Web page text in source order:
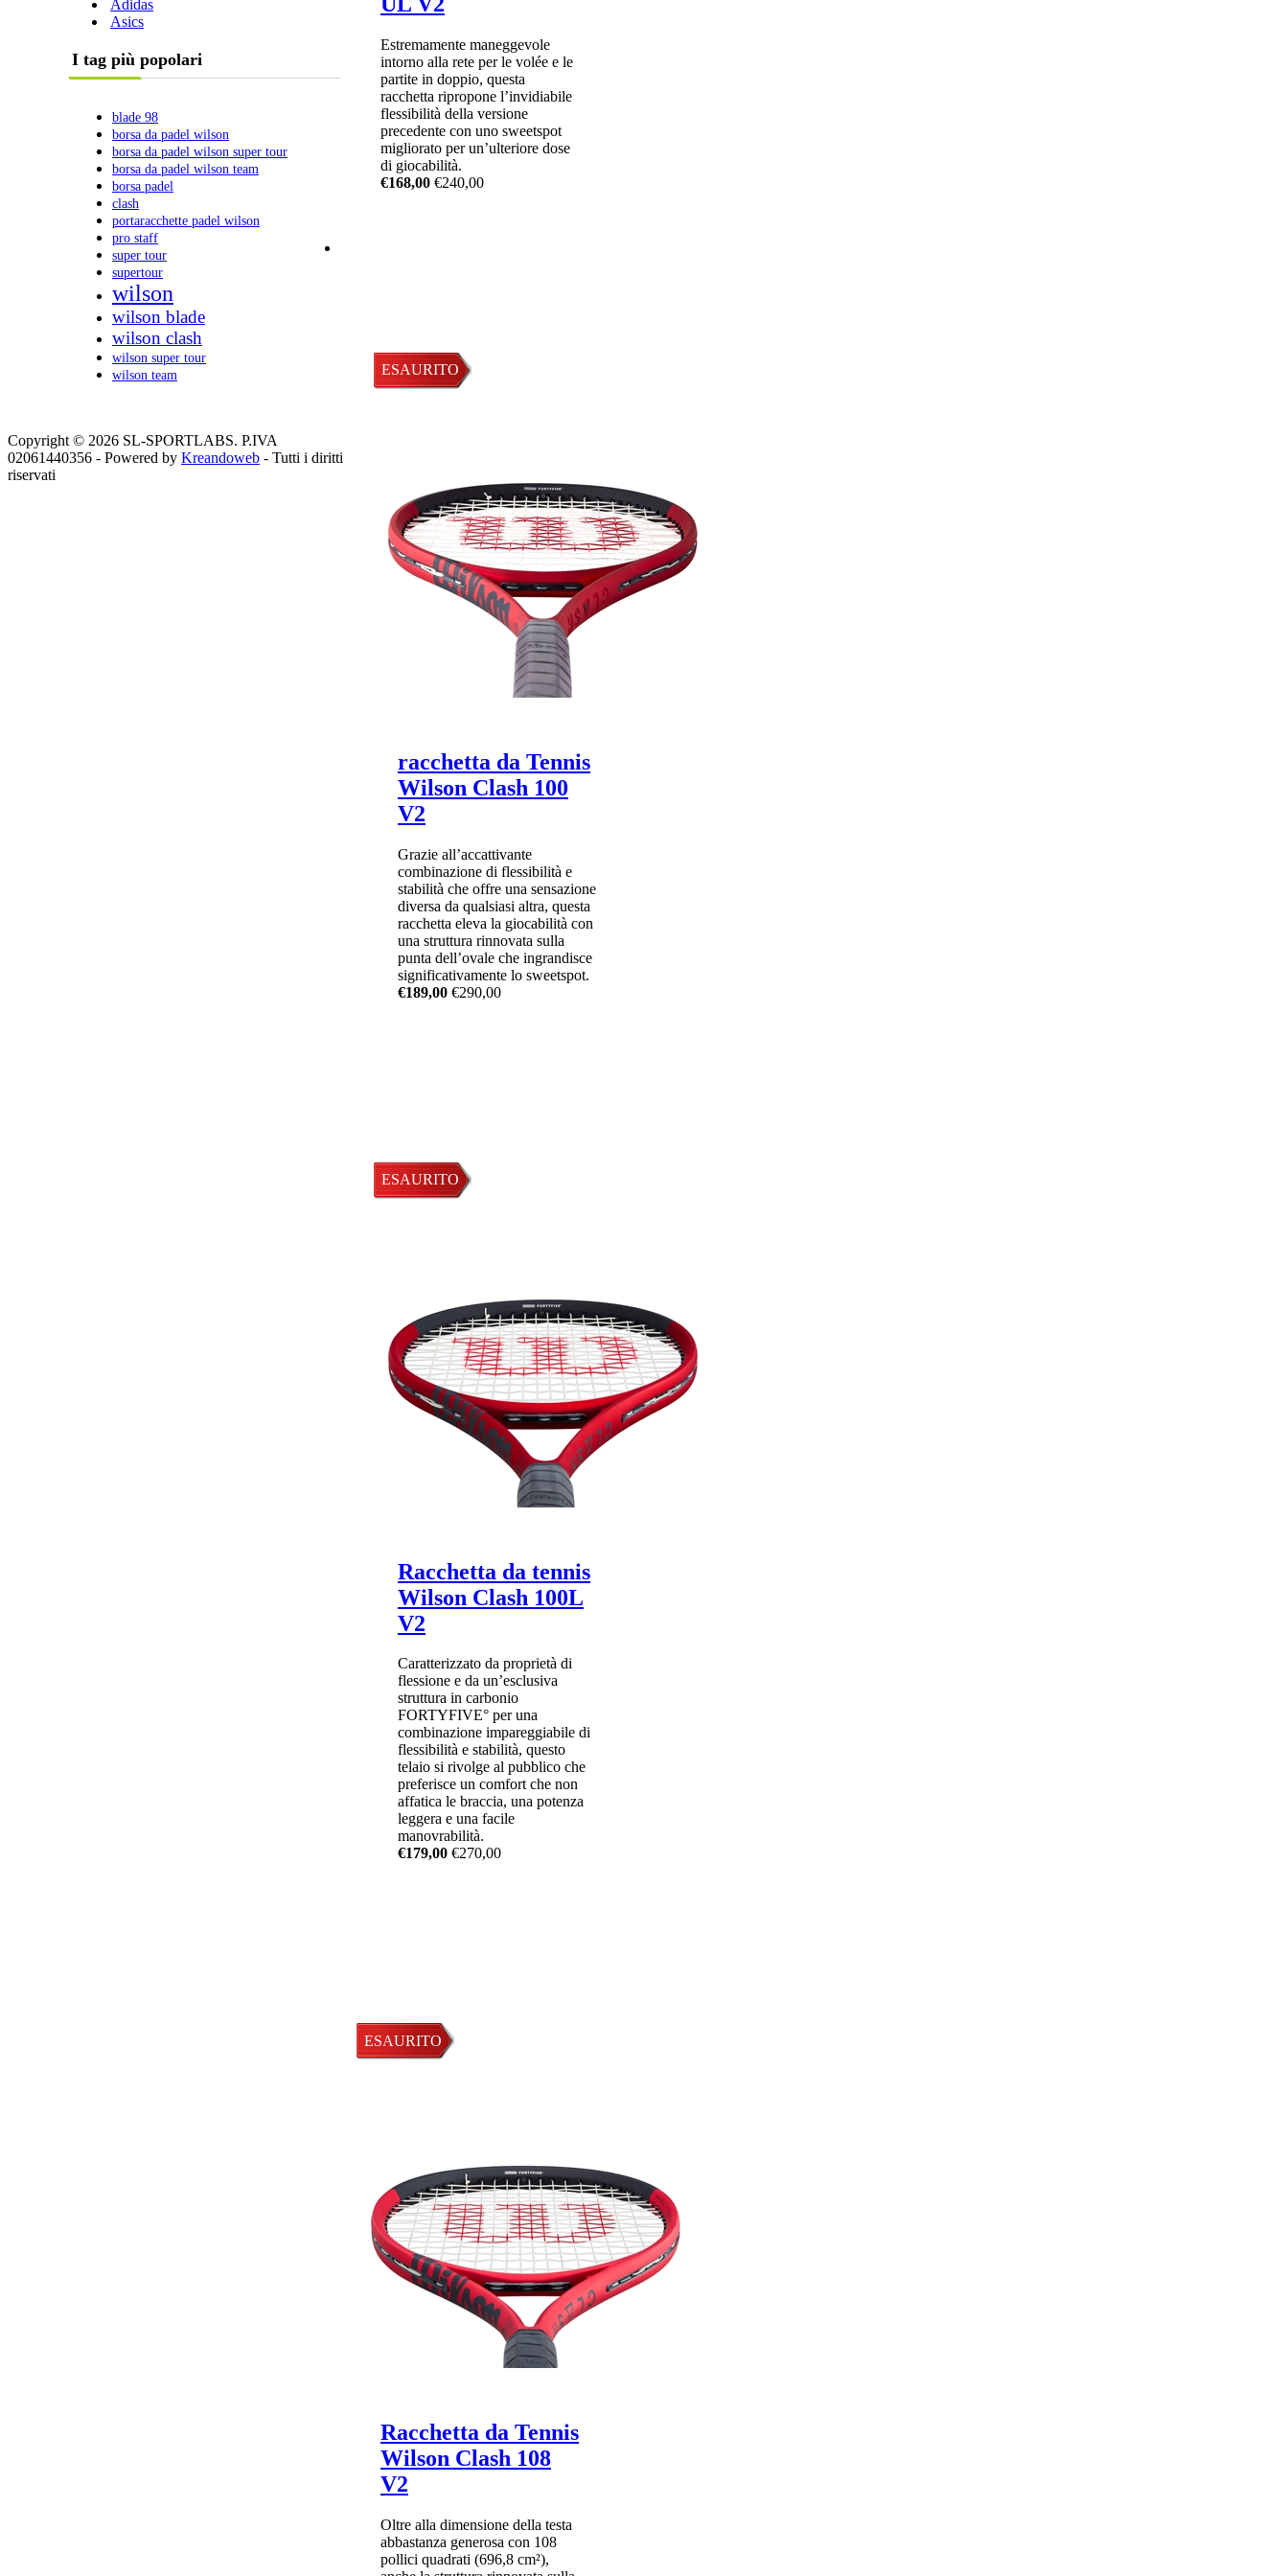
Estremamente maneggevole
intorno alla rete per le volée e le
partite in doppio, questa
racchetta ripropone l’invidiabile
flessibilità della versione
precedente con uno sweetspot
migliorato per un’ulteriore dose
di giocabilità.
€168,00 €240,00
Disponibile
ESAURITO
racchetta da Tennis
Wilson Clash 100
V2
Grazie all’accattivante
combinazione di flessibilità e
stabilità che offre una sensazione
diversa da qualsiasi altra, questa
racchetta eleva la giocabilità con
una struttura rinnovata sulla
punta dell’ovale che ingrandisce
significativamente lo sweetspot.
€189,00 €290,00
Disponibile
ESAURITO
Racchetta da tennis
Wilson Clash 100L
V2
Caratterizzato da proprietà di
flessione e da un’esclusiva
struttura in carbonio
FORTYFIVE° per una
combinazione impareggiabile di
flessibilità e stabilità, questo
telaio si rivolge al pubblico che
preferisce un comfort che non
affatica le braccia, una potenza
leggera e una facile
manovrabilità.
€179,00 €270,00
Disponibile
ESAURITO
Racchetta da Tennis
Wilson Clash 108
V2
Oltre alla dimensione della testa
abbastanza generosa con 108
pollici quadrati (696,8 cm²),
Adidas
Asics
I tag più popolari
blade 98
borsa da padel wilson
borsa da padel wilson super tour
borsa da padel wilson team
borsa padel
clash
portaracchette padel wilson
pro staff
super tour
supertour
wilson
wilson blade
wilson clash
wilson super tour
wilson team
Iscriviti
newsletter
Sottoscrivi
Annulla
Copyright © 2026 SL-SPORTLABS. P.IVA
02061440356 - Powered by Kreandoweb - Tutti i diritti
riservati